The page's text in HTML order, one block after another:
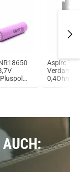
Aspire
0,4Ohm